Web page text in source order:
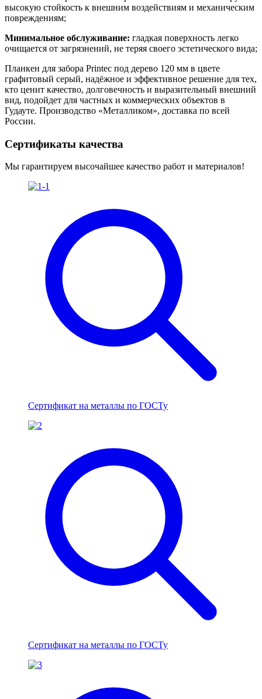
высокую стойкость к внешним воздействиям и механическим
повреждениям;
Минимальное обслуживание: гладкая поверхность легко
очищается от загрязнений, не теряя своего эстетического вида;
Планкен для забора Printec под дерево 120 мм в цвете
графитовый серый, надёжное и эффективное решение для тех,
кто ценит качество, долговечность и выразительный внешний
вид, подойдет для частных и коммерческих объектов в
Гудауте. Производство «Металликом», доставка по всей
России.
Сертификаты качества
Мы гарантируем высочайшее качество работ и материалов!
Сертификат на металлы по ГОСТу
Сертификат на металлы по ГОСТу